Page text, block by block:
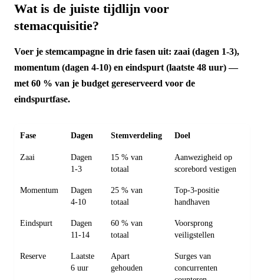
Wat is de juiste tijdlijn voor
stemacquisitie?
Voer je stemcampagne in drie fasen uit: zaai (dagen 1-3),
momentum (dagen 4-10) en eindspurt (laatste 48 uur) —
met 60 % van je budget gereserveerd voor de
eindspurtfase.
Fase Dagen Stemverdeling Doel
Zaai
Dagen
1-3
15 % van
totaal
Aanwezigheid op
scorebord vestigen
Momentum
Dagen
4-10
25 % van
totaal
Top-3-positie
handhaven
Eindspurt
Dagen
11-14
60 % van
totaal
Voorsprong
veiligstellen
Reserve
Laatste
6 uur
Apart
gehouden
Surges van
concurrenten